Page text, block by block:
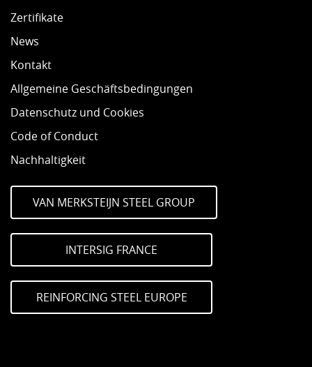
Zertifikate
News
Kontakt
Allgemeine Geschäftsbedingungen
Datenschutz und Cookies
Code of Conduct
Nachhaltigkeit
VAN MERKSTEIJN STEEL GROUP
INTERSIG FRANCE
REINFORCING STEEL EUROPE